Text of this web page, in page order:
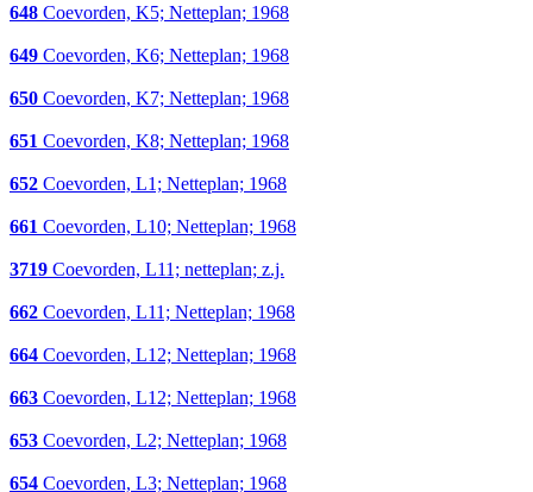
648 Coevorden, K5; Netteplan; 1968
649 Coevorden, K6; Netteplan; 1968
650 Coevorden, K7; Netteplan; 1968
651 Coevorden, K8; Netteplan; 1968
652 Coevorden, L1; Netteplan; 1968
661 Coevorden, L10; Netteplan; 1968
3719 Coevorden, L11; netteplan; z.j.
662 Coevorden, L11; Netteplan; 1968
664 Coevorden, L12; Netteplan; 1968
663 Coevorden, L12; Netteplan; 1968
653 Coevorden, L2; Netteplan; 1968
654 Coevorden, L3; Netteplan; 1968